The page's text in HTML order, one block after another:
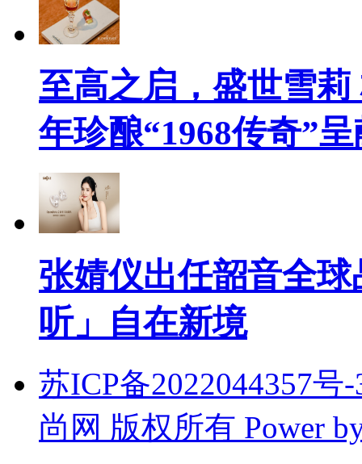
至高之启，盛世雪
年珍酿“1968传奇”
张婧仪出任韶音全
听」自在新境
苏ICP备2022044357
尚网 版权所有 Power